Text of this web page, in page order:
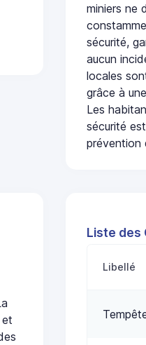
miniers ne
sécurité,
aucun
locales
grâce à
Les
sécurité
prévention
Liste des
Libellé